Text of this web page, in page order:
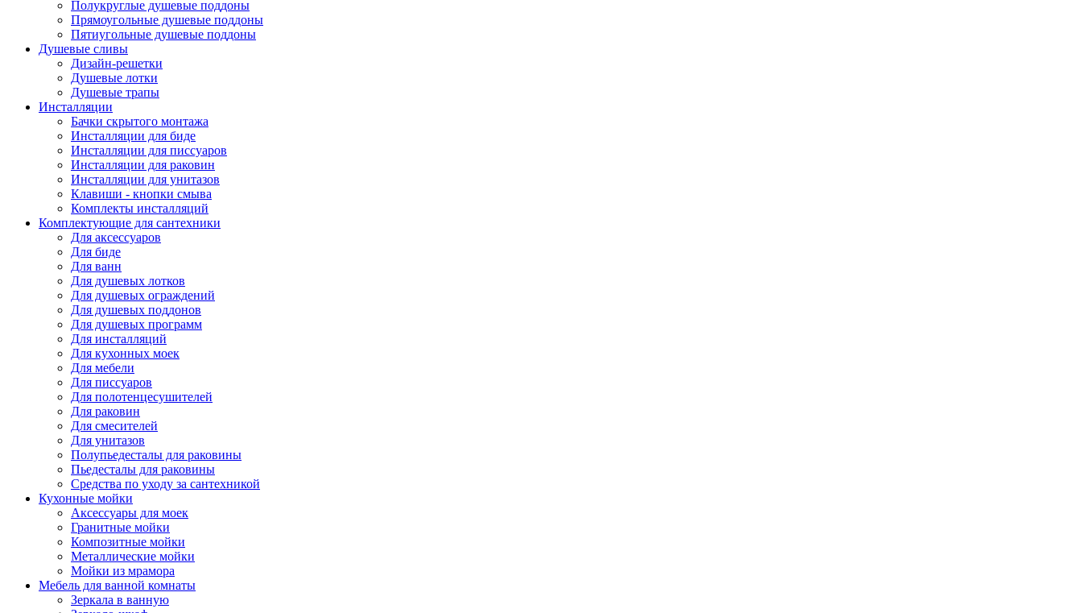
Полукруглые душевые поддоны
Прямоугольные душевые поддоны
Пятиугольные душевые поддоны
Душевые сливы
Дизайн-решетки
Душевые лотки
Душевые трапы
Инсталляции
Бачки скрытого монтажа
Инсталляции для биде
Инсталляции для писсуаров
Инсталляции для раковин
Инсталляции для унитазов
Клавиши - кнопки смыва
Комплекты инсталляций
Комплектующие для сантехники
Для аксессуаров
Для биде
Для ванн
Для душевых лотков
Для душевых ограждений
Для душевых поддонов
Для душевых программ
Для инсталляций
Для кухонных моек
Для мебели
Для писсуаров
Для полотенцесушителей
Для раковин
Для смесителей
Для унитазов
Полупьедесталы для раковины
Пьедесталы для раковины
Средства по уходу за сантехникой
Кухонные мойки
Аксессуары для моек
Гранитные мойки
Композитные мойки
Металлические мойки
Мойки из мрамора
Мебель для ванной комнаты
Зеркала в ванную